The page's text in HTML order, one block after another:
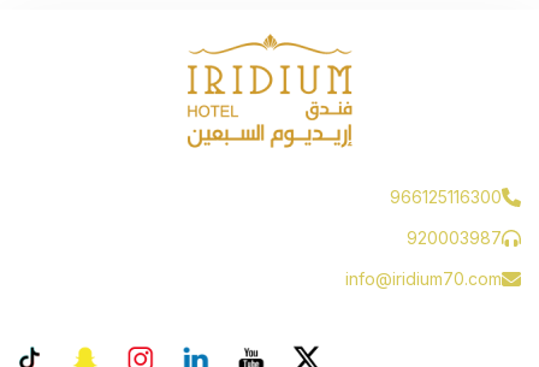
966125116300
920003987
info@iridium70.com